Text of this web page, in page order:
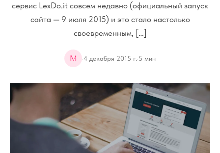
сервис LexDo.it совсем недавно (официальный запуск
сайта — 9 июля 2015) и это стало настолько
своевременным, […]
M ·4 декабря 2015 г.·5 мин